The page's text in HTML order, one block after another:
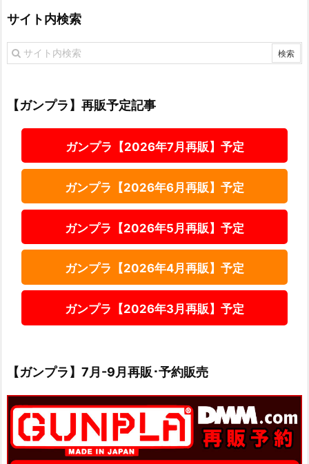
サイト内検索
【ガンプラ】再販予定記事
ガンプラ【2026年7月再販】予定
ガンプラ【2026年6月再販】予定
ガンプラ【2026年5月再販】予定
ガンプラ【2026年4月再販】予定
ガンプラ【2026年3月再販】予定
【ガンプラ】7月-9月再販･予約販売